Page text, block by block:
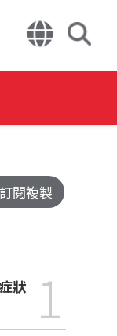
閱複製
1